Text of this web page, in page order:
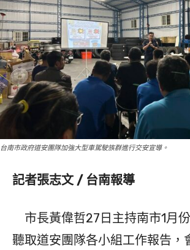
台南市政府道安團隊加強大型車駕駛族群進行交安宣導。
記者張志文 / 台南報導
市長黃偉哲27日主持南市1月份
聽取道安團隊各小組工作報告，